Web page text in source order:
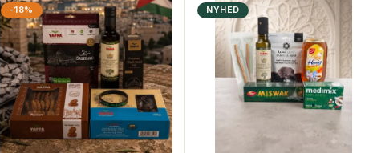
-18%
NYHED